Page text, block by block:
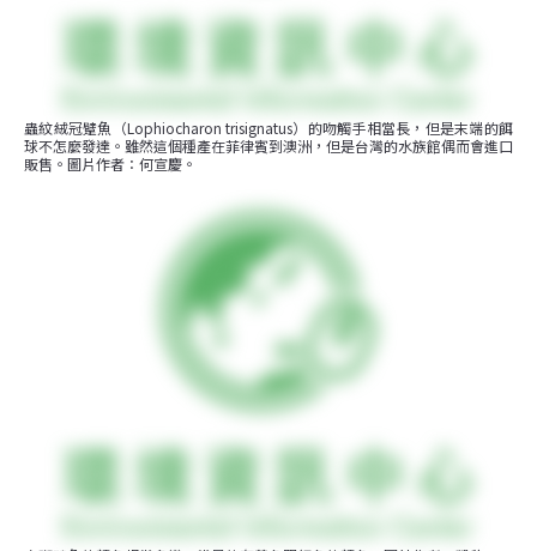
蟲紋絨冠躄魚（Lophiocharon trisignatus）的吻觸手相當長，但是末端的餌
球不怎麼發達。雖然這個種產在菲律賓到澳洲，但是台灣的水族館偶而會進口
販售。圖片作者：何宣慶。